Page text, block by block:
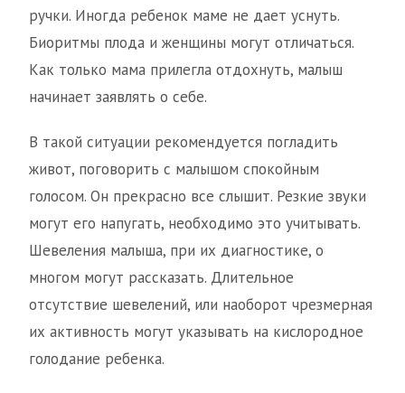
ручки. Иногда ребенок маме не дает уснуть.
Биоритмы плода и женщины могут отличаться.
Как только мама прилегла отдохнуть, малыш
начинает заявлять о себе.
В такой ситуации рекомендуется погладить
живот, поговорить с малышом спокойным
голосом. Он прекрасно все слышит. Резкие звуки
могут его напугать, необходимо это учитывать.
Шевеления малыша, при их диагностике, о
многом могут рассказать. Длительное
отсутствие шевелений, или наоборот чрезмерная
их активность могут указывать на кислородное
голодание ребенка.